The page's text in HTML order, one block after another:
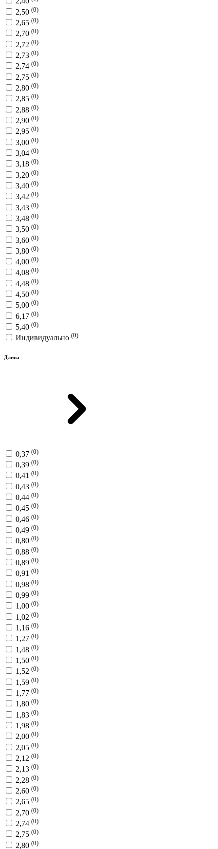
2,50 (0)
2,65 (0)
2,70 (0)
2,72 (0)
2,73 (0)
2,74 (0)
2,75 (0)
2,80 (0)
2,85 (0)
2,88 (0)
2,90 (0)
2,95 (0)
3,00 (0)
3,04 (0)
3,18 (0)
3,20 (0)
3,40 (0)
3,42 (0)
3,43 (0)
3,48 (0)
3,50 (0)
3,60 (0)
3,80 (0)
4,00 (0)
4,08 (0)
4,48 (0)
4,50 (0)
5,00 (0)
6,17 (0)
5,40 (0)
Индивидуально (0)
Длина
0,37 (0)
0,39 (0)
0,41 (0)
0,43 (0)
0,44 (0)
0,45 (0)
0,46 (0)
0,49 (0)
0,80 (0)
0,88 (0)
0,89 (0)
0,91 (0)
0,98 (0)
0,99 (0)
1,00 (0)
1,02 (0)
1,16 (0)
1,27 (0)
1,48 (0)
1,50 (0)
1,52 (0)
1,59 (0)
1,77 (0)
1,80 (0)
1,83 (0)
1,98 (0)
2,00 (0)
2,05 (0)
2,12 (0)
2,13 (0)
2,28 (0)
2,60 (0)
2,65 (0)
2,70 (0)
2,74 (0)
2,75 (0)
2,80 (0)